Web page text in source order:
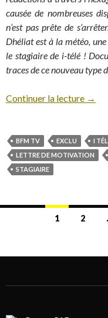
causée de nombreuses
n’est pas prête de
Dhéliat est à la météo,
le stagiaire de i-télé !
traces de ce nouveau type
Continuer la lecture →
BFM TV EXCLU I
LETTRE DE MOTIVATION
STAGIAIRE
1 2